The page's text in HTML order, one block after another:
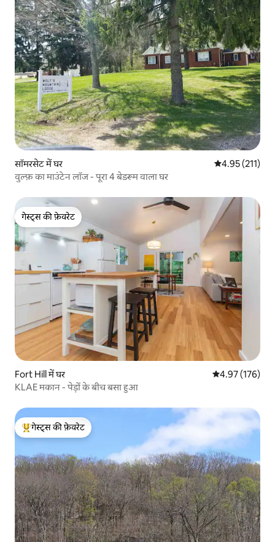
सॉमरसेट में घर औसत रेटिंग 5 में से
4.95 (211)
वुल्फ़ का माउंटेन लॉज - पूरा 4 बेडरूम वाला घर
गेस्ट्स की फ़ेवरेट
गेस्ट्स की फ़ेवरेट
Fort Hill में घर औसत रेटिंग 5 में से
4.97 (176)
KLAE मकान - पेड़ों के बीच बसा हुआ
गेस्ट्स का टॉप फ़ेवरेट
गेस्ट्स की फ़ेवरेट